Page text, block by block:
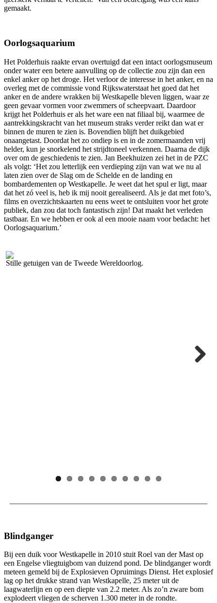
gemaakt.
Oorlogsaquarium
Het Polderhuis raakte ervan overtuigd dat een intact oorlogsmuseum
onder water een betere aanvulling op de collectie zou zijn dan een
enkel anker op het droge. Het verloor de interesse in het anker, en na
overleg met de commissie vond Rijkswaterstaat het goed dat het
anker en de andere wrakken bij Westkapelle bleven liggen, waar ze
geen gevaar vormen voor zwemmers of scheepvaart. Daardoor
krijgt het Polderhuis er als het ware een nat filiaal bij, waarmee de
aantrekkingskracht van het museum straks verder reikt dan wat er
binnen de muren te zien is. Bovendien blijft het duikgebied
onaangetast. Doordat het zo ondiep is en in de zomermaanden vrij
helder, kun je snorkelend het strijdtoneel verkennen. Daarna de dijk
over om de geschiedenis te zien. Jan Beekhuizen zei het in de PZC
als volgt: ‘Het zou letterlijk een verdieping zijn van wat we nu al
laten zien over de Slag om de Schelde en de landing en
bombardementen op Westkapelle. Je weet dat het spul er ligt, maar
dat het zó veel is, heb ik mij nooit gerealiseerd. Als je dat met foto’s,
films en overzichtskaarten nu eens weet te ontsluiten voor het grote
publiek, dan zou dat toch fantastisch zijn! Dat maakt het verleden
tastbaar. En we hebben er ook al een mooie naam voor bedacht: het
Oorlogsaquarium.’
Stille getuigen van de Tweede Wereldoorlog.
Blindganger
Bij een duik voor Westkapelle in 2010 stuit Roel van der Mast op
een Engelse vliegtuigbom van duizend pond. De blindganger wordt
meteen gemeld bij de Explosieven Opruimings Dienst. Het explosief
lag op het drukke strand van Westkapelle, 25 meter uit de
laagwaterlijn en op een diepte van 2.2 meter. Als zo’n zware bom
explodeert vliegen de scherven 1.300 meter in de rondte.